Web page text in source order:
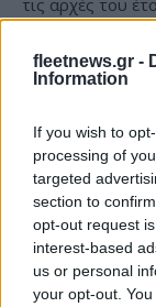
fleetnews.gr -
Information
If you wish to
processing of
targeted
section to
opt-out request
interest-based
us or personal
your opt-out.
Χρηματιστήριο
Εβδομαδιαία